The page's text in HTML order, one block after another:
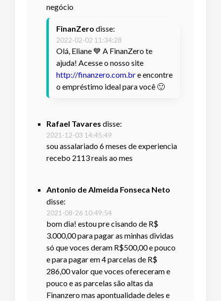
negócio
FinanZero disse:
2022-02-02 11:34:28
Olá, Eliane 💙 A FinanZero te
ajuda! Acesse o nosso site
http://finanzero.com.bre encontre
o empréstimo ideal para você 🙂
Rafael Tavares disse:
2021-12-03 14:45:49
sou assalariado 6 meses de experiencia
recebo 2113 reais ao mes
Antonio de Almeida Fonseca Neto
disse:
2021-08-26 10:49:54
bom dia! estou pre cisando de R$
3.000,00 para pagar as minhas dividas
só que voces deram R$500,00 e pouco
e para pagar em 4 parcelas de R$
286,00 valor que voces ofereceram e
pouco e as parcelas são altas da
Finanzero mas apontualidade deles e